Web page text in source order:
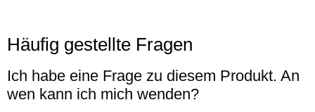
Häufig gestellte Fragen
Ich habe eine Frage zu diesem Produkt. An
wen kann ich mich wenden?